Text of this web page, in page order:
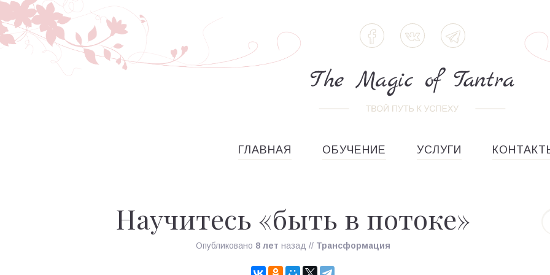
ГЛАВНАЯ ОБУЧЕНИЕ УСЛУГИ
Научитесь «быть в потоке»
Опубликовано 8 лет назад // Трансформация